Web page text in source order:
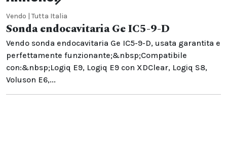
Vendo | Tutta Italia
Sonda endocavitaria Ge IC5-9-D
Vendo sonda endocavitaria Ge IC5-9-D, usata garantita e
perfettamente funzionante;&nbsp;Compatibile
con:&nbsp;Logiq E9, Logiq E9 con XDClear, Logiq S8,
Voluson E6,...